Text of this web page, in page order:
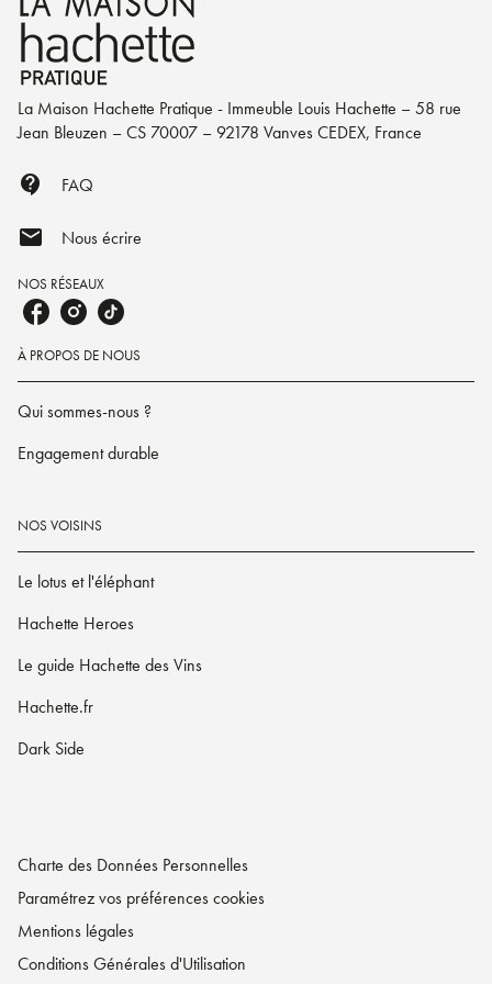
La Maison Hachette Pratique - Immeuble Louis Hachette – 58 rue
Jean Bleuzen – CS 70007 – 92178 Vanves CEDEX, France
contact_support FAQ
mail Nous écrire
NOS RÉSEAUX
À PROPOS DE NOUS
Qui sommes-nous ?
Engagement durable
NOS VOISINS
Le lotus et l'éléphant
Hachette Heroes
Le guide Hachette des Vins
Hachette.fr
Dark Side
Charte des Données Personnelles
Paramétrez vos préférences cookies
Mentions légales
Conditions Générales d'Utilisation